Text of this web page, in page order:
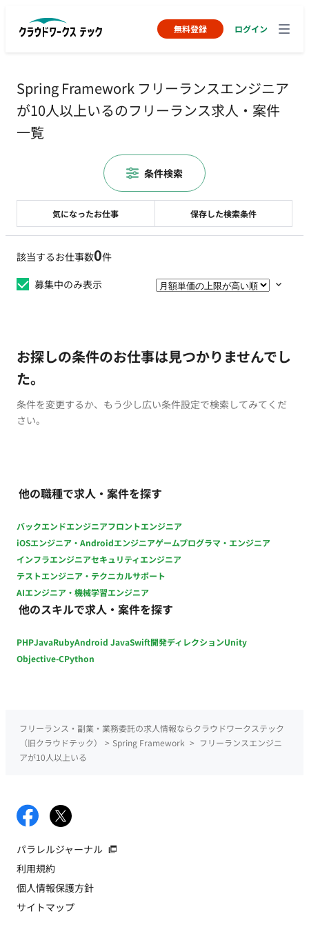
無料登録 ログイン
Spring Framework フリーランスエンジニア
が10人以上いるのフリーランス求人・案件
一覧
該当するお仕事数0件
募集中のみ表示
お探しの条件のお仕事は見つかりませんでし
た。
条件を変更するか、もう少し広い条件設定で検索してみてくだ
さい。
他の職種で求人・案件を探す
バックエンドエンジニアフロントエンジニア
iOSエンジニア・Androidエンジニアゲームプログラマ・エンジニア
インフラエンジニアセキュリティエンジニア
テストエンジニア・テクニカルサポート
AIエンジニア・機械学習エンジニア
他のスキルで求人・案件を探す
PHPJavaRubyAndroid JavaSwift開発ディレクションUnity
Objective-CPython
気になったお仕事 保存した検索条件
条件検索
フリーランス・副業・業務委託の求人情報ならクラウドワークステック
（旧クラウドテック）
> Spring Framework > フリーランスエンジニ
アが10人以上いる
パラレルジャーナル
利用規約
個人情報保護方針
サイトマップ